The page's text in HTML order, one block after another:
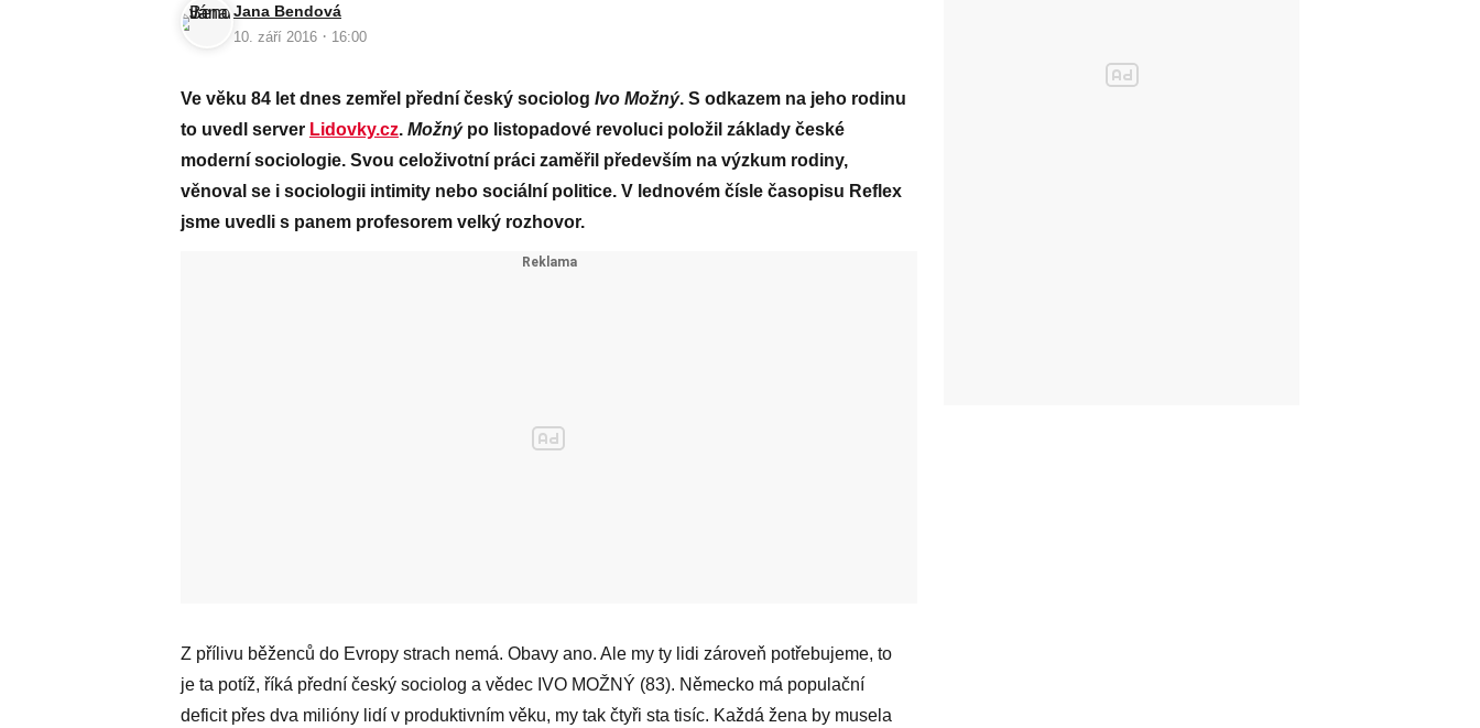
Jana Bendová
10. září 2016 · 16:00
Ve věku 84 let dnes zemřel přední český sociolog Ivo Možný. S odkazem na jeho rodinu
to uvedl server Lidovky.cz. Možnýpo listopadové revoluci položil základy české
moderní sociologie. Svou celoživotní práci zaměřil především na výzkum rodiny,
věnoval se i sociologii intimity nebo sociální politice. V lednovém čísle časopisu Reflex
jsme uvedli s panem profesorem velký rozhovor.
Z přílivu běženců do Evropy strach nemá. Obavy ano. Ale my ty lidi zároveň potřebujeme, to
je ta potíž, říká přední český sociolog a vědec IVO MOŽNÝ (83). Německo má populační
deficit přes dva milióny lidí v produktivním věku, my tak čtyři sta tisíc. Každá žena by musela